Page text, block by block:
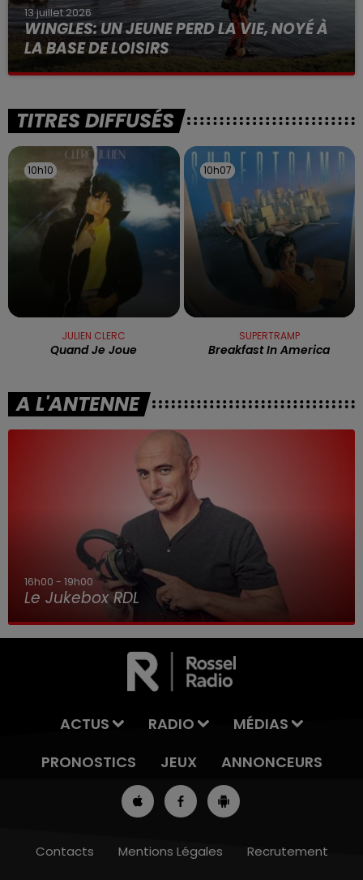
13 juillet 2026
WINGLES: UN JEUNE PERD LA VIE, NOYÉ À
LA BASE DE LOISIRS
La victime a coulé à pic
TITRES DIFFUSÉS
10h10
10h10
JULIEN CLERC
Quand Je Joue
10h07
10h07
SUPERTRAMP
Breakfast In America
A L'ANTENNE
16h00 - 19h00
Le Jukebox RDL
ACTUS RADIO
MÉDIAS
PRONOSTICS
JEUX ANNONCEURS
Contacts Mentions Légales
Recrutement